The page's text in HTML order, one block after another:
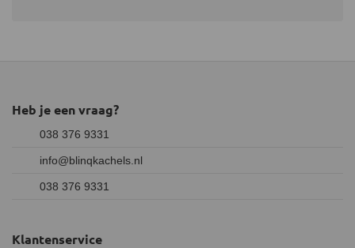
Heb je een vraag?
038 376 9331
info@blinqkachels.nl
038 376 9331
Klantenservice